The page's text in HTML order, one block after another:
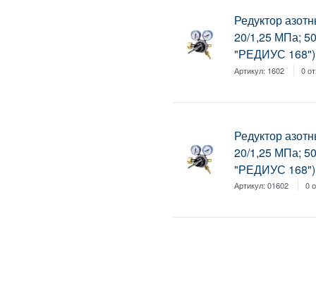
Редуктор
20/1,25 МПа;
"РЕДИУС 168")
Артикул: 1602 0
Редуктор
20/1,25 МПа;
"РЕДИУС 168")
Артикул:01602 0